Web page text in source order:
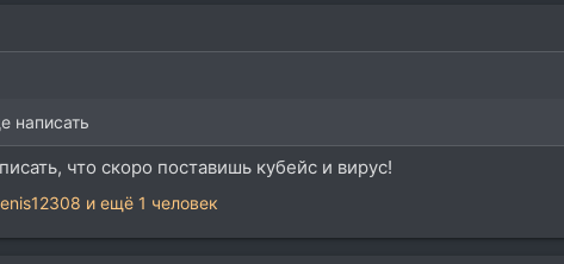
написать
что скоро поставишь кубейс и вирус!
и ещё 1 человек